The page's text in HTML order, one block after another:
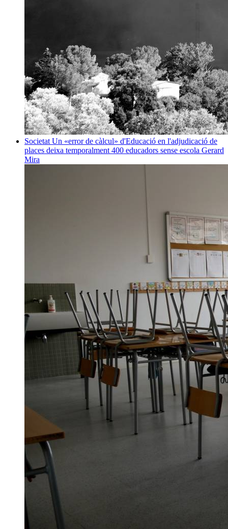
Societat Un «error de càlcul» d'Educació en l'adjudicació de
places deixa temporalment 400 educadors sense escola Gerard
Mira